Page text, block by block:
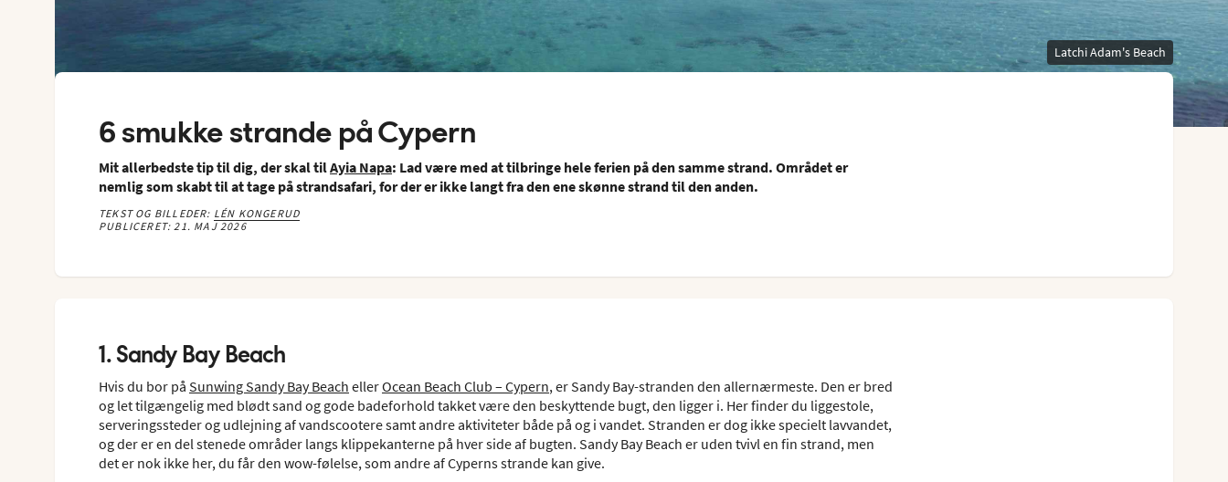
Latchi Adam's Beach
6 smukke strande på Cypern
Mit allerbedste tip til dig, der skal tilAyia Napa: Lad være med at tilbringe hele ferien på den samme strand. Området er
nemlig som skabt til at tage på strandsafari, for der er ikke langt fra den ene skønne strand til den anden.
TEKST OG BILLEDER: LÉN KONGERUD
PUBLICERET: 21. MAJ 2026
1. Sandy Bay Beach
Hvis du bor på Sunwing Sandy Bay Beach ellerOcean Beach Club – Cypern, er Sandy Bay-stranden den allernærmeste. Den er bred
og let tilgængelig med blødt sand og gode badeforhold takket være den beskyttende bugt, den ligger i. Her finder du liggestole,
serveringssteder og udlejning af vandscootere samt andre aktiviteter både på og i vandet. Stranden er dog ikke specielt lavvandet,
og der er en del stenede områder langs klippekanterne på hver side af bugten. Sandy Bay Beach er uden tvivl en fin strand, men
det er nok ikke her, du får den wow-følelse, som andre af Cyperns strande kan give.